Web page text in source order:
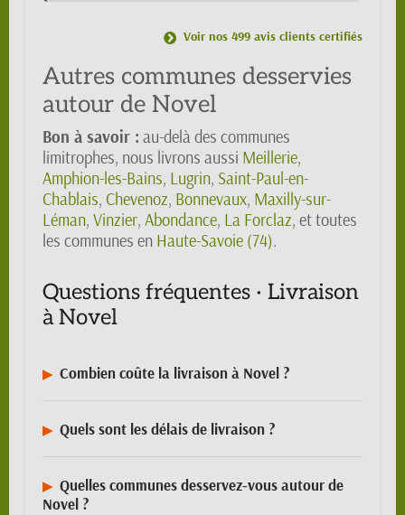
Voir nos 499 avis clients certifiés
Autres communes desservies
autour de Novel
Bon à savoir : au-delà des communes
limitrophes, nous livrons aussi Meillerie,
Amphion-les-Bains, Lugrin, Saint-Paul-en-
Chablais, Chevenoz, Bonnevaux, Maxilly-sur-
Léman, Vinzier, Abondance, La Forclaz, et toutes
les communes en Haute-Savoie (74).
Questions fréquentes · Livraison
à Novel
Combien coûte la livraison à Novel ?
Quels sont les délais de livraison ?
Quelles communes desservez-vous autour de
Novel ?